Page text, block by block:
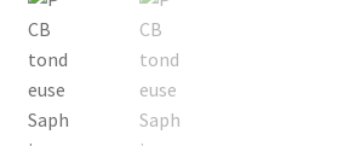
🍁 PRODUITS CANADIEN
VENTES